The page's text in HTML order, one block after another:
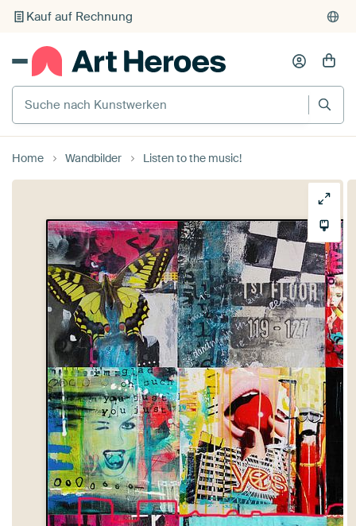
Kauf auf Rechnung
Individueller Druck auf Bestellung
Suche nach Kunstwerken
Home Wandbilder Listen to the music!